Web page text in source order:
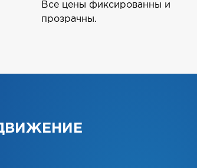
Все цены фиксированны и
прозрачны.